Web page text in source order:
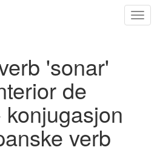
'sonar'
de
verb